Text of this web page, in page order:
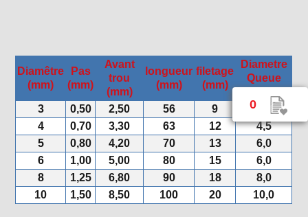
0
Diamêtre
(mm)
Pas
(mm)
Avant
trou
(mm)
longueur
(mm)
filetage
(mm)
Diametre
Queue
3
0,50 2,50 56 9
3,5
4
0,70 3,30 63 12
4,5
5
0,80 4,20 70 13
6,0
6
1,00 5,00 80 15
6,0
8
1,25 6,80 90 18
8,0
10
1,50 8,50 100 20 10,0